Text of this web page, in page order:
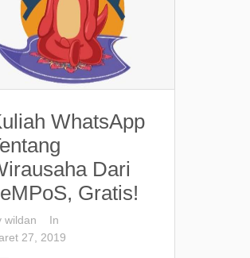
WhatsApp
Dari
Gratis!
wildan
In
27, 2019